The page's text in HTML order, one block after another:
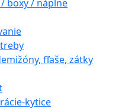
boxy / náplne
fľaše, zátky
kytice